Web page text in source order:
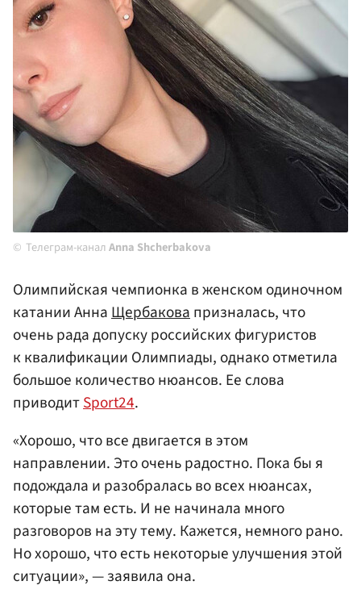
Телеграм-каналAnna Shcherbakova
Олимпийская чемпионка в женском одиночном
катании АннаЩербаковапризналась, что
очень рада допуску российских фигуристов
к квалификации Олимпиады, однако отметила
большое количество нюансов. Ее слова
приводитSport24.
«Хорошо, что все двигается в этом
направлении. Это очень радостно. Пока бы я
подождала и разобралась во всех нюансах,
которые там есть. И не начинала много
разговоров на эту тему. Кажется, немного рано.
Но хорошо, что есть некоторые улучшения этой
ситуации», — заявила она.